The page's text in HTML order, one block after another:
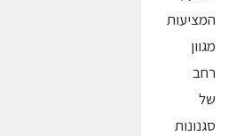
המציעות
מגוון
רחב
של
סגנונות